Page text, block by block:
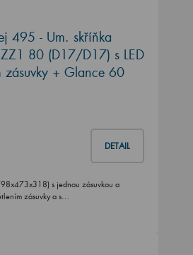
495 - Um. skříňka
80 (D17/D17) s LED
zásuvky + Glance 60
DETAIL
s jednou zásuvkou a
zásuvky a s…